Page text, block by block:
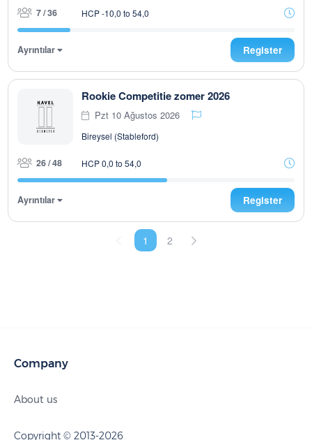
7 / 36 HCP -10,0 to 54,0
Ayrıntılar Register
Rookie Competitie zomer 2026
Pzt 10 Ağustos 2026
Bireysel (Stableford)
26 / 48 HCP 0,0 to 54,0
Ayrıntılar Register
1 2
Company
About us
Copyright © 2013-2026